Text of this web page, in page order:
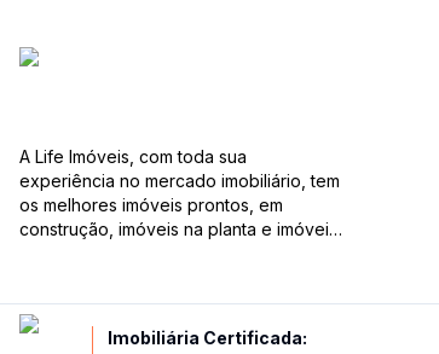
A Life Imóveis, com toda sua
experiência no mercado imobiliário, tem
os melhores imóveis prontos, em
construção, imóveis na planta e imóveis
dimensões para melhor atender as suas
necessidades e anseios. Ao nos
procurar, nossos corretores –
Imobiliária Certificada: